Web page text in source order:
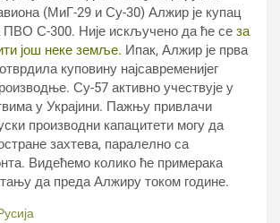
(МиГ-29 и Су-30) Алжир је купац
ПВО С-300. Није искључено да ће се за
још неке земље. Ипак, Алжир је прва
куповину најсавременијег
Су-57 активно учествује у
у Украјини. Пажњу привлачи
производни капацитети могу да
захтева, паралелно са
Видећемо колико ће примерака
да преда Алжиру током године.